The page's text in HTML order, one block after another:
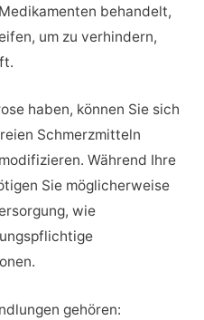
behandelt,
um zu verhindern,
haben, können Sie sich
Schmerzmitteln
Während Ihre
Sie möglicherweise
wie
gehören: